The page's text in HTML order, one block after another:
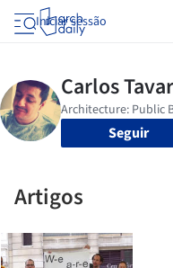
Iniciar sessão
Seguir
Artigos